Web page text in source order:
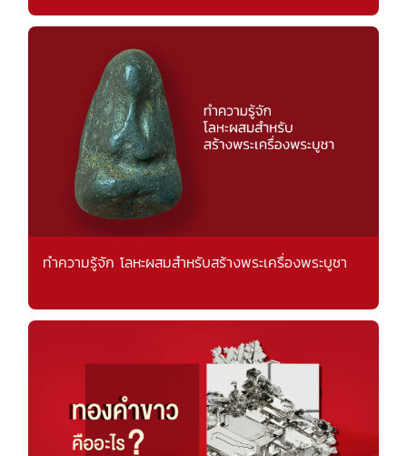
ทำความรู้จัก โลหะผสมสำหรับสร้างพระเครื่องพระบูชา